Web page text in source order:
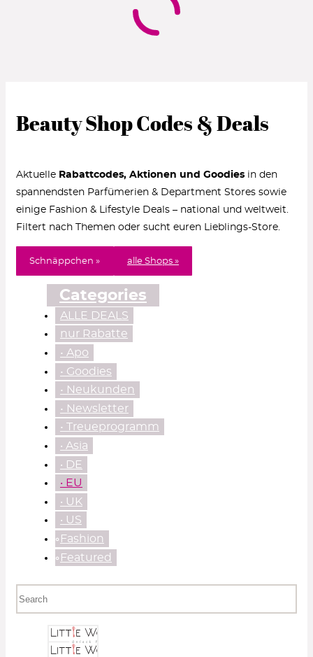
Beauty Shop Codes & Deals
Aktuelle Rabattcodes, Aktionen und Goodies in den
spannendsten Parfümerien & Department Stores sowie
einige Fashion & Lifestyle Deals – national und weltweit.
Filtert nach Themen oder sucht euren Lieblings-Store.
Schnäppchen » alle Shops »
Categories
ALLE DEALS
nur Rabatte
• Apo
• Goodies
• Neukunden
• Newsletter
• Treueprogramm
‧ Asia
‧ DE
‧ EU
‧ UK
‧ US
⃘Fashion
⃘Featured